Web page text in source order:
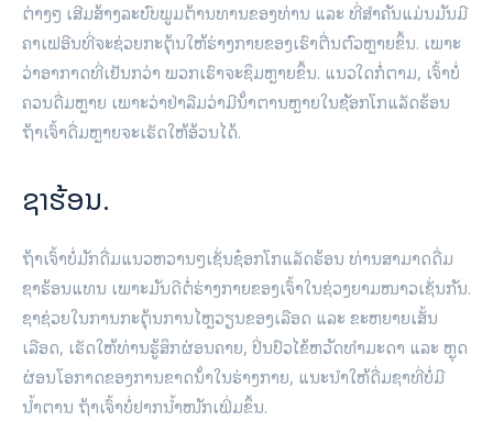
ຕ່າງໆ ເສີມສ້າງລະບົບພູມຕ້ານທານຂອງທ່ານ ແລະ ທີ່ສຳຄັນແມ່ນມັນມີ
ຄາເຟອີນທີ່ຈະຊ່ວຍກະຕຸ້ນໃຫ້ຮ່າງກາຍຂອງເຮົາຕື່ນຕົວຫຼາຍຂຶ້ນ. ເພາະ​
ວ່າ​ອາ​ກາດ​ທີ່​ເຢັນ​ກວ່າ ພວກ​ເຮົາ​ຈະ​ຊຶມ​ຫຼາຍ​ຂຶ້ນ. ແນວໃດກໍ່ຕາມ, ເຈົ້າບໍ່
ຄວນດື່ມຫຼາຍ ເພາະວ່າຢ່າລືມວ່າມີນ້ໍາຕານຫຼາຍໃນຊັອກໂກແລັດຮ້ອນ
ຖ້າເຈົ້າດື່ມຫຼາຍຈະເຮັດໃຫ້ອ້ວນໄດ້.
ຊາຮ້ອນ.
ຖ້າເຈົ້າບໍ່ມັກດື່ມແນວຫວານໆເຊັ່ນຊ໋ອກໂກແລັດຮ້ອນ ທ່ານສາມາດດື່ມ
ຊາຮ້ອນແທນ ເພາະມັນດີຕໍ່ຮ່າງກາຍຂອງເຈົ້າໃນຊ່ວງຍາມໜາວເຊັ່ນກັນ.
ຊາຊ່ວຍໃນການກະຕຸ້ນການໄຫຼວຽນຂອງເລືອດ ແລະ ຂະຫຍາຍເສັ້ນ
ເລືອດ, ເຮັດໃຫ້ທ່ານຮູ້ສຶກຜ່ອນຄາຍ, ປິ່ນປົວໄຂ້ຫວັດທໍາມະດາ ແລະ ຫຼຸດ
ຜ່ອນໂອກາດຂອງການຂາດນ້ໍາໃນຮ່າງກາຍ, ແນະນໍາໃຫ້ດື່ມຊາທີ່ບໍ່ມີ
ນໍ້າຕານ ຖ້າເຈົ້າບໍ່ຢາກນໍ້າໜັກເພີ່ມຂຶ້ນ.